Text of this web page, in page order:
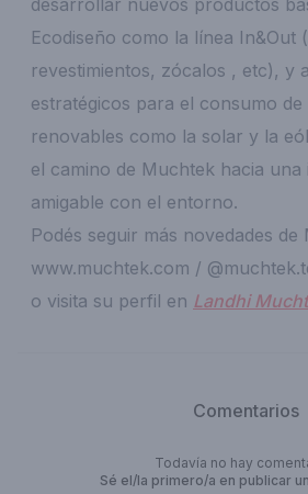
desarrollar nuevos productos
Ecodiseño como la línea In&Out
revestimientos, zócalos , etc), y
estratégicos para el consumo de
renovables como la solar y la
el camino de Muchtek hacia una
amigable con el entorno.
Podés seguir más novedades de
www.muchtek.com /
o visita su perfil en Landhi
Comentarios
Todavía no hay
Sé el/la primero/a en publicar